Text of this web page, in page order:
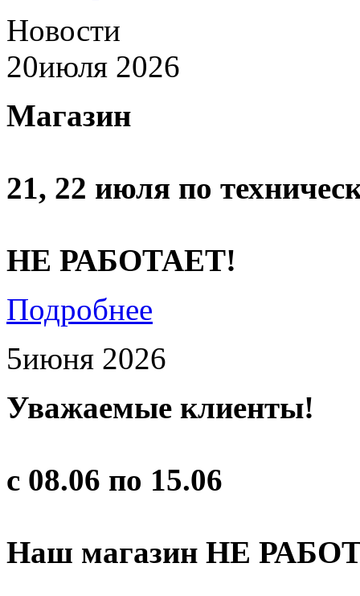
Новости
20июля 2026
Магазин
21, 22 июля по
НЕ РАБОТАЕТ!
Подробнее
5июня 2026
Уважаемые клиенты!
с 08.06 по 15.06
Наш магазин НЕ